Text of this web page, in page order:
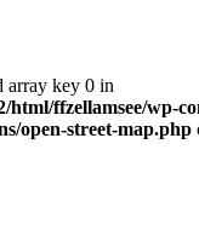
array key 0 in
html/ffzellamsee/wp-
open-street-map.php